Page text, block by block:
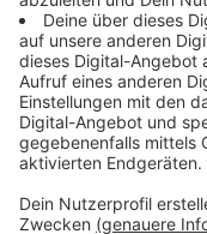
Genehmigung
Stadtrat kam
Nachnutzung für
etwaiger Abriss
werden aber
mit einem Jahr